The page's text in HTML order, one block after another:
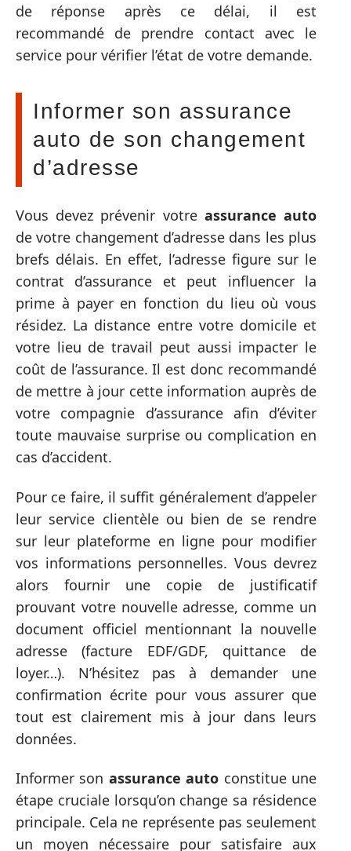
de réponse après ce délai, il est
recommandé de prendre contact avec le
service pour vérifier l’état de votre demande.
Informer son assurance
auto de son changement
d’adresse
Vous devez prévenir votre assurance auto
de votre changement d’adresse dans les plus
brefs délais. En effet, l’adresse figure sur le
contrat d’assurance et peut influencer la
prime à payer en fonction du lieu où vous
résidez. La distance entre votre domicile et
votre lieu de travail peut aussi impacter le
coût de l’assurance. Il est donc recommandé
de mettre à jour cette information auprès de
votre compagnie d’assurance afin d’éviter
toute mauvaise surprise ou complication en
cas d’accident.
Pour ce faire, il suffit généralement d’appeler
leur service clientèle ou bien de se rendre
sur leur plateforme en ligne pour modifier
vos informations personnelles. Vous devrez
alors fournir une copie de justificatif
prouvant votre nouvelle adresse, comme un
document officiel mentionnant la nouvelle
adresse (facture EDF/GDF, quittance de
loyer…). N’hésitez pas à demander une
confirmation écrite pour vous assurer que
tout est clairement mis à jour dans leurs
données.
Informer son assurance auto constitue une
étape cruciale lorsqu’on change sa résidence
principale. Cela ne représente pas seulement
un moyen nécessaire pour satisfaire aux